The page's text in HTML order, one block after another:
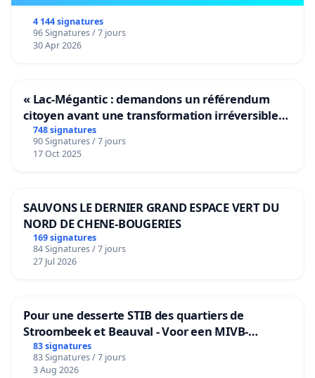
4 144 signatures
96 Signatures / 7 jours
30 Apr 2026
« Lac-Mégantic : demandons un référendum
citoyen avant une transformation irréversible
de notre territoire »
748 signatures
90 Signatures / 7 jours
17 Oct 2025
SAUVONS LE DERNIER GRAND ESPACE VERT DU
NORD DE CHENE-BOUGERIES
169 signatures
84 Signatures / 7 jours
27 Jul 2026
Pour une desserte STIB des quartiers de
Stroombeek et Beauval - Voor een MIVB-
bediening van de wijken Strombeek en Het
Voor
83 signatures
83 Signatures / 7 jours
3 Aug 2026